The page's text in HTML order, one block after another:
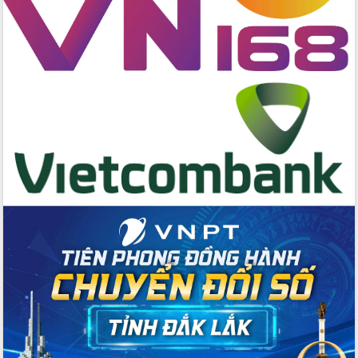
Đẩy mạnh cải cách hành chính, quyết
tâm đạt được mục tiêu tăng trưởng
hai con số trong năm 2026
Tổ chức trang trọng Lễ hội Đền thờ
Bệnh án điện tử thúc đẩy chuyển đổi
số y tế tại Đắk Lắk
Chuyển đổi số thư viện: Mở rộng
Đánh giá, rút kinh nghiệm công tác tổ
chức diễn tập trước ngày bầu cử
Chương trình “Gặp gỡ hữu nghị –
Friendship Meeting New Year 2026”
Bầu cử Quốc hội và HĐND: Cử tri Đắk
Lắk gửi gắm niềm tin, kỳ vọng vào lá
phiếu
Đắk Lắk sẵn sàng các điều kiện cho